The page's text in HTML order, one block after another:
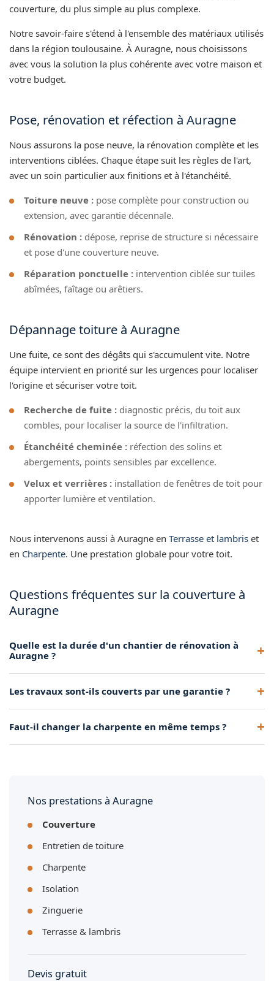
couverture, du plus simple au plus complexe.
Notre savoir-faire s'étend à l'ensemble des matériaux utilisés
dans la région toulousaine. À Auragne, nous choisissons
avec vous la solution la plus cohérente avec votre maison et
votre budget.
Pose, rénovation et réfection à Auragne
Nous assurons la pose neuve, la rénovation complète et les
interventions ciblées. Chaque étape suit les règles de l'art,
avec un soin particulier aux finitions et à l'étanchéité.
Toiture neuve : pose complète pour construction ou
extension, avec garantie décennale.
Rénovation : dépose, reprise de structure si nécessaire
et pose d'une couverture neuve.
Réparation ponctuelle : intervention ciblée sur tuiles
abîmées, faîtage ou arêtiers.
Dépannage toiture à Auragne
Une fuite, ce sont des dégâts qui s'accumulent vite. Notre
équipe intervient en priorité sur les urgences pour localiser
l'origine et sécuriser votre toit.
Recherche de fuite : diagnostic précis, du toit aux
combles, pour localiser la source de l'infiltration.
Étanchéité cheminée : réfection des solins et
abergements, points sensibles par excellence.
Velux et verrières : installation de fenêtres de toit pour
apporter lumière et ventilation.
Nous intervenons aussi à Auragne en Terrasse et lambris et
en Charpente. Une prestation globale pour votre toit.
Questions fréquentes sur la couverture à
Auragne
Quelle est la durée d'un chantier de rénovation à
Auragne ?
3 semaines pour une toiture de maison individuelle.
Les travaux sont-ils couverts par une garantie ?
garantie décennale obligatoire.
Faut-il changer la charpente en même temps ?
Nos prestations à Auragne
Couverture
Entretien de toiture
Charpente
Isolation
Zinguerie
Terrasse & lambris
Devis gratuit